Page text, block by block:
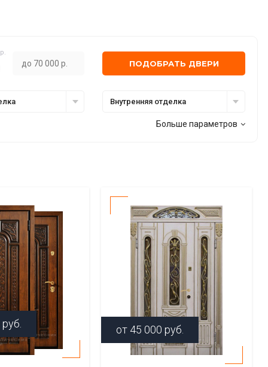
ПОДОБРАТЬ ДВЕРИ
Внутренняя отделка
Больше параметров
руб. от 45 000 руб.